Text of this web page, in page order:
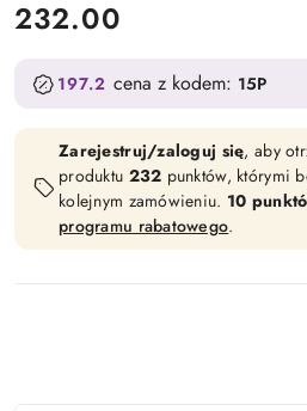
cena:
232.00
197.2 cena z kodem: 15P
Zarejestruj/zaloguj się, aby
produktu 232 punktów, którymi
kolejnym zamówieniu. 10
programu rabatowego.